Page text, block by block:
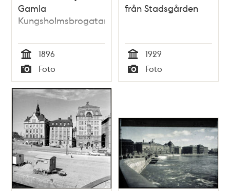
Gamla
Kungsholmsbrogatan
Tid
1896
Typ
Foto
från Stadsgården
Tid
1929
Typ
Foto